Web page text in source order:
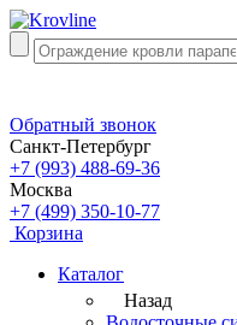
Обратный звонок
Санкт-Петербург
+7 (993) 488-69-36
Москва
+7 (499) 350-10-77
Корзина
Каталог
Назад